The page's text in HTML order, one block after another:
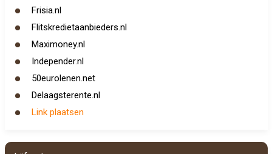
Frisia.nl
Flitskredietaanbieders.nl
Maximoney.nl
Independer.nl
50eurolenen.net
Delaagsterente.nl
Link plaatsen